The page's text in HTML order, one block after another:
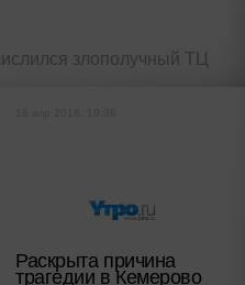
злополучный ТЦ
Раскрыта причина
трагедии в Кемерово